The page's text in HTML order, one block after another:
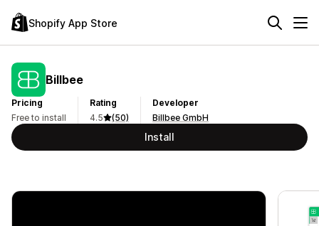
Shopify App Store
Billbee
Pricing
Free to install
Rating
4.5
(50)
Developer
Billbee GmbH
Install